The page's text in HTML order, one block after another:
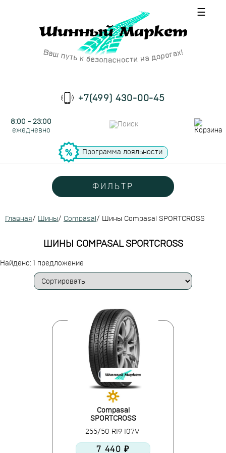
☰
+7(499) 430-00-45
8:00 - 23:00
ежедневно
Программа лояльности
ФИЛЬТР
Главная/ Шины/ Compasal / Шины Compasal SPORTCROSS
ШИНЫ COMPASAL SPORTCROSS
Найдено: 1 предложение
Compasal
SPORTCROSS
255/50 R19 107V
7 440 ₽